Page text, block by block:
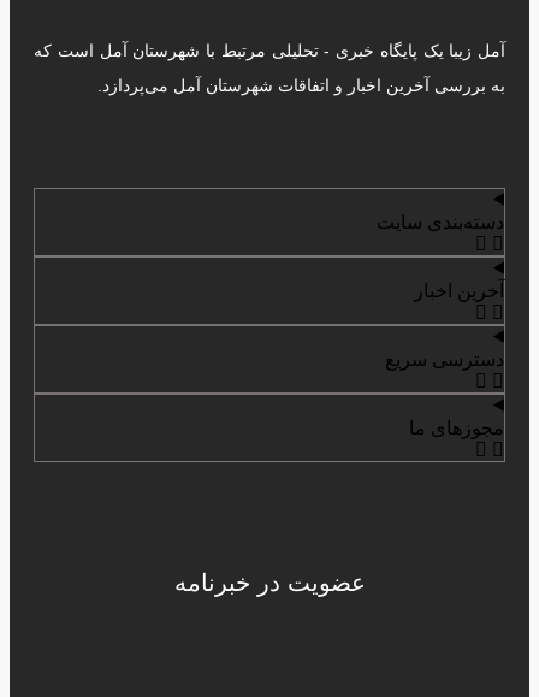
آمل زیبا یک پایگاه خبری - تحلیلی مرتبط با شهرستان آمل است که
به بررسی آخرین اخبار و اتفاقات شهرستان آمل می‌پردازد.
دسته‌بندی سایت
آخرین اخبار
دسترسی سریع
مجوزهای ما
عضویت در خبرنامه